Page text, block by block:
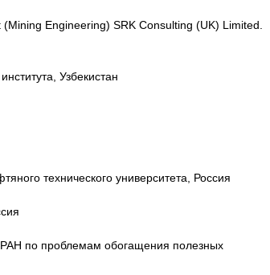
Engineering) SRK Consulting (UK) Limited.
Узбекистан
технического университета, Россия
РАН по проблемам обогащения полезных